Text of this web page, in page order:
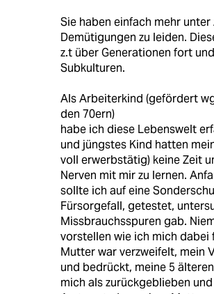
Sie haben einfach mehr
Demütigungen zu leiden.
z.t über Generationen fort
Subkulturen.
Als Arbeiterkind (gefördert
den 70ern)
habe ich diese Lebenswelt
und jüngstes Kind hatten
voll erwerbstätig) keine Zeit
Nerven mit mir zu lernen.
sollte ich auf eine
Fürsorgefall, getestet,
Missbrauchsspuren gab.
vorstellen wie ich mich dabei
Mutter war verzweifelt, mein
und bedrückt, meine 5
mich als zurückgeblieben